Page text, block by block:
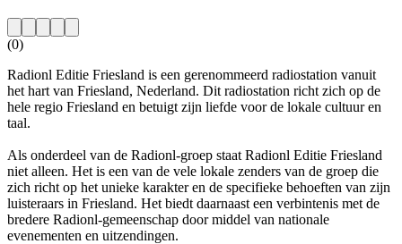
(0)
Radionl Editie Friesland is een gerenommeerd radiostation vanuit
het hart van Friesland, Nederland. Dit radiostation richt zich op de
hele regio Friesland en betuigt zijn liefde voor de lokale cultuur en
taal.
Als onderdeel van de Radionl-groep staat Radionl Editie Friesland
niet alleen. Het is een van de vele lokale zenders van de groep die
zich richt op het unieke karakter en de specifieke behoeften van zijn
luisteraars in Friesland. Het biedt daarnaast een verbintenis met de
bredere Radionl-gemeenschap door middel van nationale
evenementen en uitzendingen.